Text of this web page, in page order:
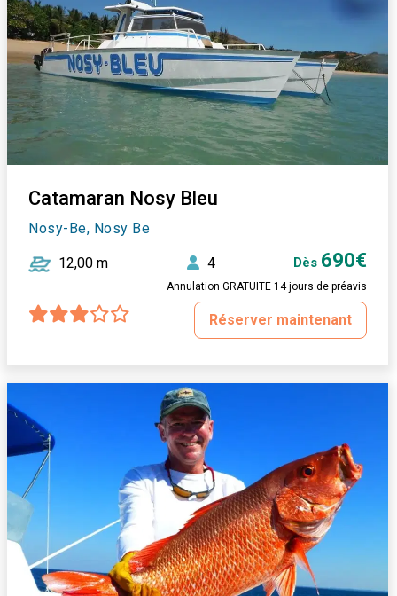
Catamaran Nosy Bleu
Nosy-Be, Nosy Be
12,00 m 4 Dès 690€
Annulation GRATUITE 14 jours de préavis
Réserver maintenant